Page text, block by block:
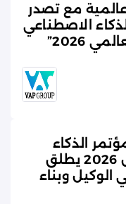
مع تصدر
الاصطناعي
2026”
الذكاء
الاصطناعي العالمي بالرياض 2026 يطلق
الوكيل وبناء